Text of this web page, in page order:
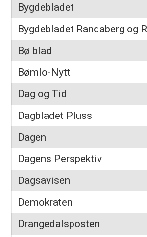
Bygdebladet
Bygdebladet Randaberg og
Bø blad
Bømlo-Nytt
Dag og Tid
Dagbladet Pluss
Dagen
Dagens Perspektiv
Dagsavisen
Demokraten
Drangedalsposten